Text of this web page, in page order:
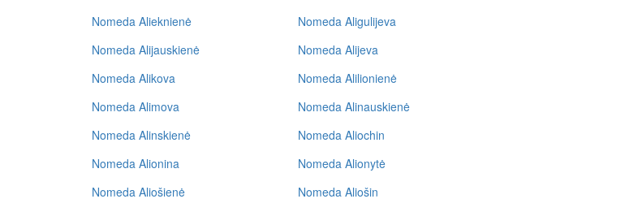
Nomeda Alieknienė
Nomeda Aligulijeva
Nomeda Alijauskienė
Nomeda Alijeva
Nomeda Alikova
Nomeda Alilionienė
Nomeda Alimova
Nomeda Alinauskienė
Nomeda Alinskienė
Nomeda Aliochin
Nomeda Alionina
Nomeda Alionytė
Nomeda Aliošienė Nomeda Aliošin